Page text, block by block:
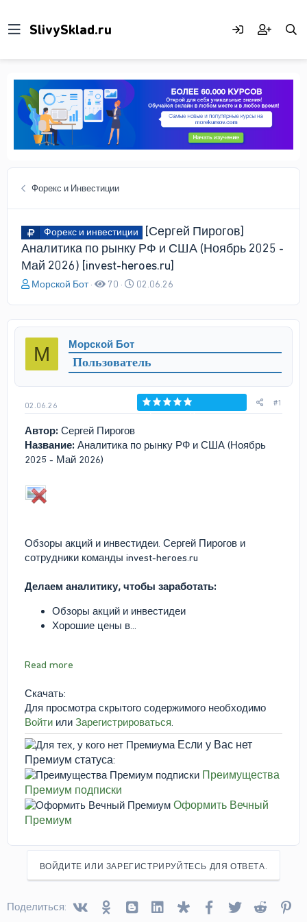
Форекс и Инвестиции
Форекс и инвестиции
[Сергей Пирогов]
Аналитика по рынку РФ и США (Ноябрь 2025 -
Май 2026) [invest-heroes.ru]
А
о
р
е
ы
Морской Бот 70
Д
а
ч
а
л
02.06.26
М Морской Бот
Пользователь
02.06.26
Голосов: 0
#1
Автор: Сергей Пирогов
Название: Аналитика по рынку РФ и США (Ноябрь
2025 - Май 2026)
Обзоры акций и инвестидеи. Сергей Пирогов и
сотрудники команды invest-heroes.ru
Делаем аналитику, чтобы заработать:
Обзоры акций и инвестидеи
Хорошие цены в...
Read more
Скачать:
Для просмотра скрытого содержимого необходимо
Войти или Зарегистрироваться
Если у Вас нет
Премиум статуса:
Преимущества
Премиум подписки
Оформить Вечный
Премиум
ВОЙДИТЕ ИЛИ ЗАРЕГИСТРИРУЙТЕСЬ ДЛЯ ОТВЕТА.
Поделиться: VkontakteOdnoklassniki
Blogger Linked InDiasporaFacebook
TwitterReddit